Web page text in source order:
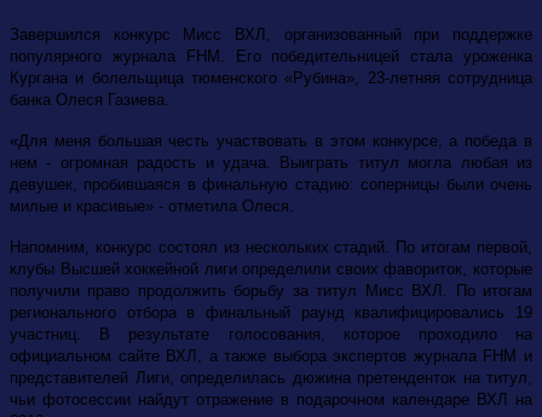
Завершился конкурс Мисс ВХЛ, организованный при поддержке
популярного журнала FHM. Его победительницей стала уроженка
Кургана и болельщица тюменского «Рубина», 23-летняя сотрудница
банка Олеся Газиева.
«Для меня большая честь участвовать в этом конкурсе, а победа в
нем - огромная радость и удача. Выиграть титул могла любая из
девушек, пробившаяся в финальную стадию: соперницы были очень
милые и красивые» - отметила Олеся.
Напомним, конкурс состоял из нескольких стадий. По итогам первой,
клубы Высшей хоккейной лиги определили своих фавориток, которые
получили право продолжить борьбу за титул Мисс ВХЛ. По итогам
регионального отбора в финальный раунд квалифицировались 19
участниц. В результате голосования, которое проходило на
официальном сайте ВХЛ, а также выбора экспертов журнала FHM и
представителей Лиги, определилась дюжина претенденток на титул,
чьи фотосессии найдут отражение в подарочном календаре ВХЛ на